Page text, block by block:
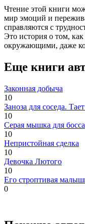
Чтение этой книги
мир эмоций и
справляются с
Это история о том,
окружающими, даже
Еще книги
Законная добыча
10
Заноза для соседа.
10
Серая мышка для босса
10
Непристойная сделка
10
Девочка Лютого
10
Его строптивая
0